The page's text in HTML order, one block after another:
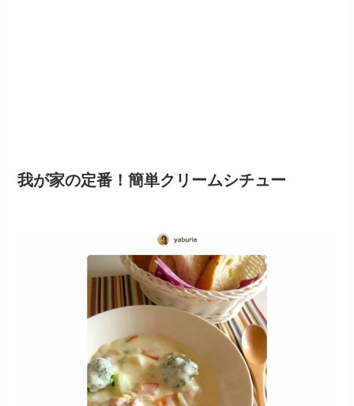
我が家の定番！簡単クリームシチュー